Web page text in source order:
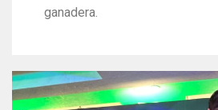
ganadera.